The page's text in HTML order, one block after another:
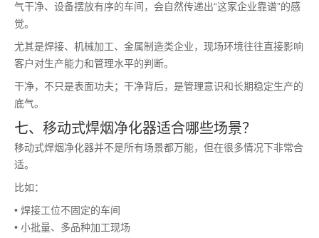
气干净、设备摆放有序的车间，会自然传递出“这家企业靠谱”的感
觉。
尤其是焊接、机械加工、金属制造类企业，现场环境往往直接影响
客户对生产能力和管理水平的判断。
干净，不只是表面功夫；干净背后，是管理意识和长期稳定生产的
底气。
七、移动式焊烟净化器适合哪些场景？
移动式焊烟净化器并不是所有场景都万能，但在很多情况下非常合
适。
比如：
• 焊接工位不固定的车间
• 小批量、多品种加工现场